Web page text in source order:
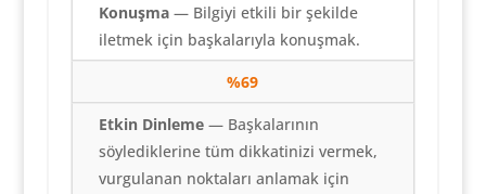
Konuşma— Bilgiyi etkili bir şekilde
iletmek için başkalarıyla konuşmak.
%69
Etkin Dinleme— Başkalarının
söylediklerine tüm dikkatinizi vermek,
vurgulanan noktaları anlamak için